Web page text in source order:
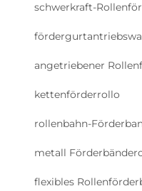
schwerkraft-
angetriebener
kettenförderrollo
rollenbahn-
metall
flexibles